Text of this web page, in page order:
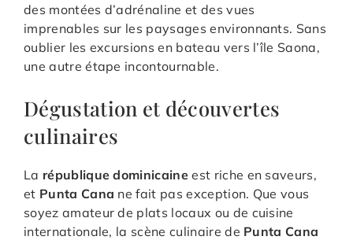
des montées d’adrénaline et des vues
imprenables sur les paysages environnants. Sans
oublier les excursions en bateau vers l’île Saona,
une autre étape incontournable.
Dégustation et découvertes
culinaires
La république dominicaine est riche en saveurs,
et Punta Cana ne fait pas exception. Que vous
soyez amateur de plats locaux ou de cuisine
internationale, la scène culinaire de Punta Cana